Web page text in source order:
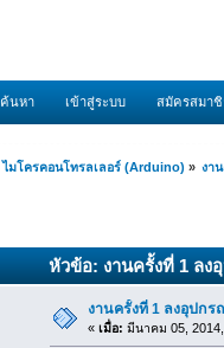
ค้นหา เข้าสู่ระบบ สมัครสมา
ไมโครคอนโทรลเลอร์ (Arduino) » งา
หัวข้อ: งานครั้งที่ 1 ลง
งานครั้งที่ 1 ลงอุปกร
« เมื่อ: มีนาคม 05,